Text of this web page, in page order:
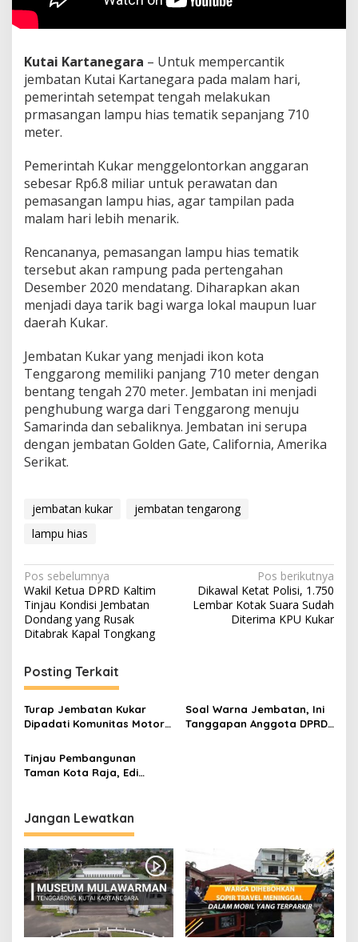
Kutai Kartanegara – Untuk mempercantik
jembatan Kutai Kartanegara pada malam hari,
pemerintah setempat tengah melakukan
prmasangan lampu hias tematik sepanjang 710
meter.
Pemerintah Kukar menggelontorkan anggaran
sebesar Rp6.8 miliar untuk perawatan dan
pemasangan lampu hias, agar tampilan pada
malam hari lebih menarik.
Rencananya, pemasangan lampu hias tematik
tersebut akan rampung pada pertengahan
Desember 2020 mendatang. Diharapkan akan
menjadi daya tarik bagi warga lokal maupun luar
daerah Kukar.
Jembatan Kukar yang menjadi ikon kota
Tenggarong memiliki panjang 710 meter dengan
bentang tengah 270 meter. Jembatan ini menjadi
penghubung warga dari Tenggarong menuju
Samarinda dan sebaliknya. Jembatan ini serupa
dengan jembatan Golden Gate, California, Amerika
Serikat.
jembatan kukar
jembatan tengarong
lampu hias
Navigasi
pos
Pos sebelumnya
Wakil Ketua DPRD Kaltim
Tinjau Kondisi Jembatan
Dondang yang Rusak
Ditabrak Kapal Tongkang
Pos berikutnya
Dikawal Ketat Polisi, 1.750
Lembar Kotak Suara Sudah
Diterima KPU Kukar
Posting Terkait
Turap Jembatan Kukar
Dipadati Komunitas Motor
Dongkrak Ekonomi UMKM
Soal Warna Jembatan, Ini
Tanggapan Anggota DPRD
Tinjau Pembangunan
Taman Kota Raja, Edi
Jangan Lewatkan